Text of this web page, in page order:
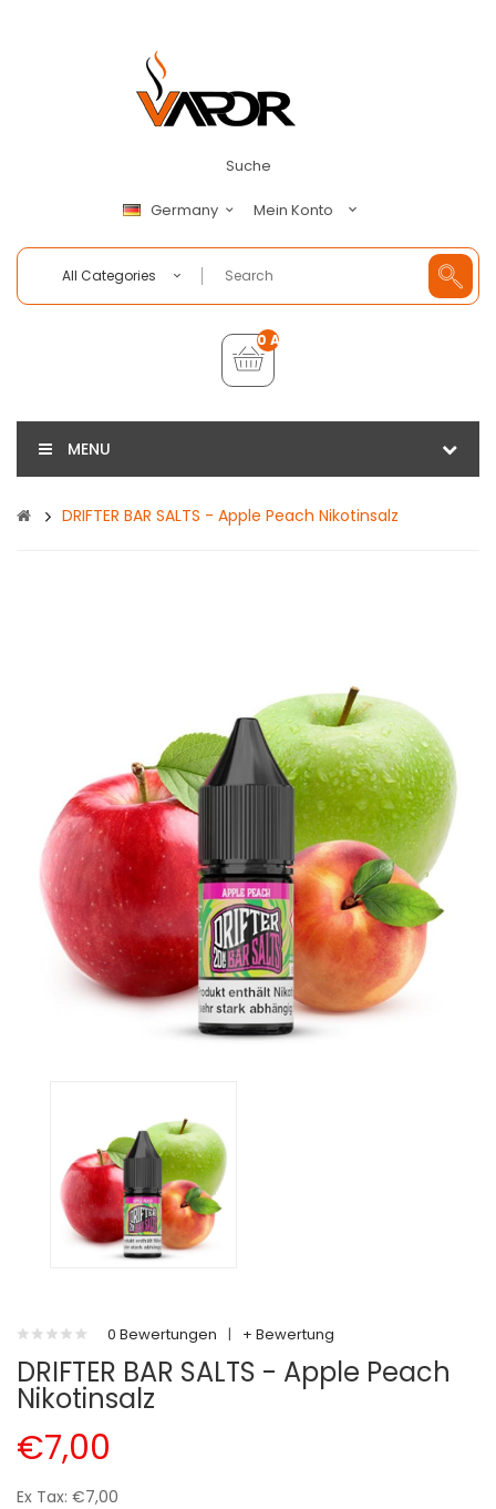
Suche
Germany Mein Konto
All Categories
0 Artikel - €0,00
MENU
DRIFTER BAR SALTS - Apple Peach Nikotinsalz
0 Bewertungen | + Bewertung
DRIFTER BAR SALTS - Apple Peach
Nikotinsalz
€7,00
Ex Tax: €7,00